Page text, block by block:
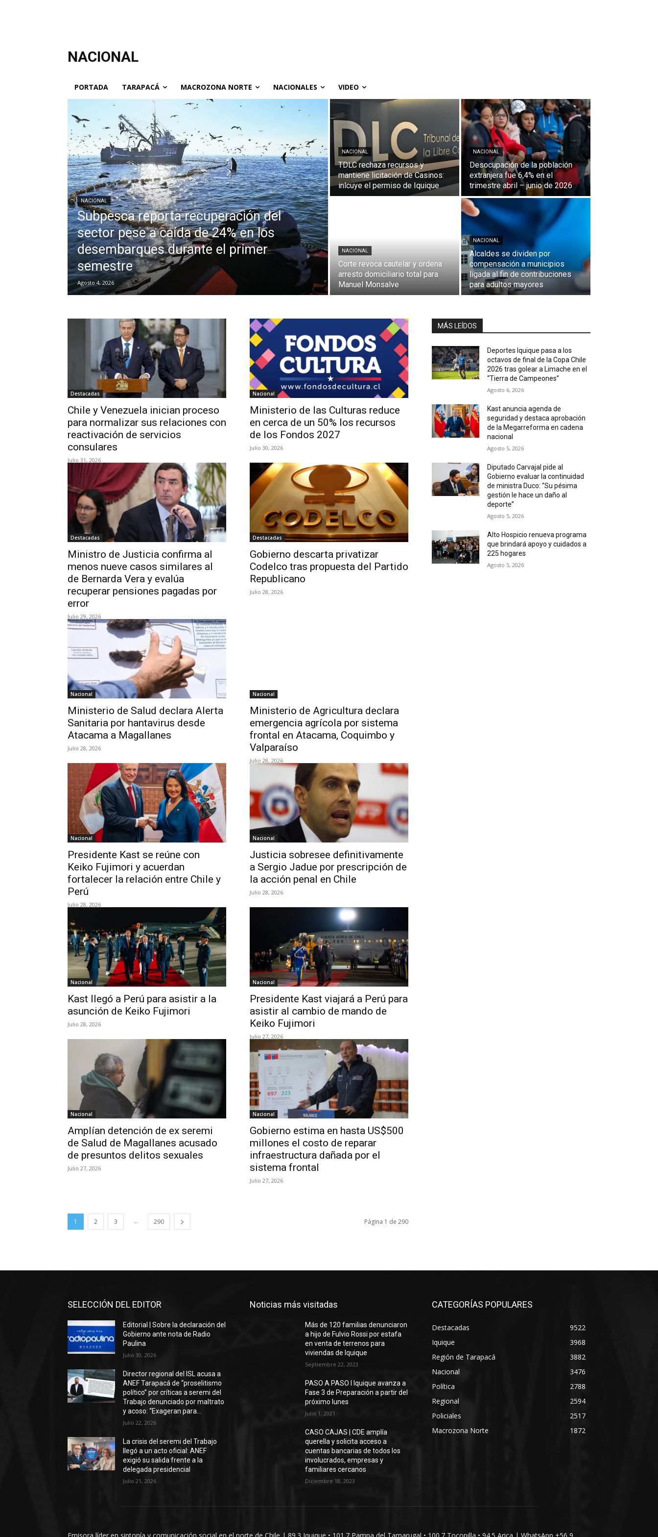
NACIONAL
PORTADA TARAPACÁ MACROZONA NORTE NACIONALES VIDEO
NACIONAL
Subpesca reporta recuperación del
sector pese a caída de 24% en los
desembarques durante el primer
semestre
Agosto 4, 2026
NACIONAL
TDLC rechaza recursos y
mantiene licitación de Casinos:
inlcuye el permiso de Iquique
NACIONAL
Desocupación de la población
extranjera fue 6,4% en el
trimestre abril – junio de 2026
NACIONAL
Corte revoca cautelar y ordena
arresto domiciliario total para
Manuel Monsalve
NACIONAL
Alcaldes se dividen por
compensación a municipios
ligada al fin de contribuciones
para adultos mayores
Destacadas
Chile y Venezuela inician proceso
para normalizar sus relaciones con
reactivación de servicios
consulares
Julio 31, 2026
Nacional
Ministerio de las Culturas reduce
en cerca de un 50% los recursos
de los Fondos 2027
Julio 30, 2026
Destacadas
Ministro de Justicia confirma al
menos nueve casos similares al
de Bernarda Vera y evalúa
recuperar pensiones pagadas por
error
Julio 29, 2026
Destacadas
Gobierno descarta privatizar
Codelco tras propuesta del Partido
Republicano
Julio 28, 2026
Nacional
Ministerio de Salud declara Alerta
Sanitaria por hantavirus desde
Atacama a Magallanes
Julio 28, 2026
Nacional
Ministerio de Agricultura declara
emergencia agrícola por sistema
frontal en Atacama, Coquimbo y
Valparaíso
Julio 28, 2026
Nacional
Presidente Kast se reúne con
Keiko Fujimori y acuerdan
fortalecer la relación entre Chile y
Perú
Julio 28, 2026
Nacional
Justicia sobresee definitivamente
a Sergio Jadue por prescripción de
la acción penal en Chile
Julio 28, 2026
Nacional
Kast llegó a Perú para asistir a la
asunción de Keiko Fujimori
Julio 28, 2026
Nacional
Presidente Kast viajará a Perú para
asistir al cambio de mando de
Keiko Fujimori
Julio 27, 2026
Nacional
Amplían detención de ex seremi
de Salud de Magallanes acusado
de presuntos delitos sexuales
Julio 27, 2026
Nacional
Gobierno estima en hasta US$500
millones el costo de reparar
infraestructura dañada por el
sistema frontal
Julio 27, 2026
1 2 3 ... 290 Página 1 de 290
MÁS LEÍDOS
Deportes Iquique pasa a los
octavos de final de la Copa Chile
2026 tras golear a Limache en el
“Tierra de Campeones”
Agosto 6, 2026
Kast anuncia agenda de
seguridad y destaca aprobación
de la Megarreforma en cadena
nacional
Agosto 5, 2026
Diputado Carvajal pide al
Gobierno evaluar la continuidad
de ministra Duco: “Su pésima
gestión le hace un daño al
deporte”
Agosto 5, 2026
Alto Hospicio renueva programa
que brindará apoyo y cuidados a
225 hogares
Agosto 5, 2026
SELECCIÓN DEL EDITOR
Editorial | Sobre la declaración del
Gobierno ante nota de Radio
Paulina
Julio 30, 2026
Director regional del ISL acusa a
ANEF Tarapacá de “proselitismo
político” por críticas a seremi del
Trabajo denunciado por maltrato
y acoso: “Exageran para...
Julio 22, 2026
La crisis del seremi del Trabajo
llegó a un acto oficial: ANEF
exigió su salida frente a la
delegada presidencial
Julio 21, 2026
Noticias más visitadas
Más de 120 familias denunciaron
a hijo de Fulvio Rossi por estafa
en venta de terrenos para
viviendas de Iquique
Septiembre 22, 2023
PASO A PASO I Iquique avanza a
Fase 3 de Preparación a partir del
próximo lunes
Julio 1, 2021
CASO CAJAS | CDE amplía
querella y solicita acceso a
cuentas bancarias de todos los
involucrados, empresas y
familiares cercanos
Diciembre 18, 2023
CATEGORÍAS POPULARES
Destacadas
9522
Iquique
3968
Región de Tarapacá
3882
Nacional
3476
Política
2788
Regional
2594
Policiales
2517
Macrozona Norte
1872